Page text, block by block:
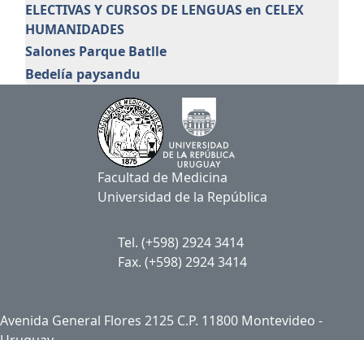
ELECTIVAS Y CURSOS DE LENGUAS en CELEX
HUMANIDADES
Salones Parque Batlle
Bedelía paysandu
Facultad de Medicina
Universidad de la República
Tel. (+598) 2924 3414
Fax. (+598) 2924 3414
Avenida General Flores 2125 C.P. 11800 Montevideo -